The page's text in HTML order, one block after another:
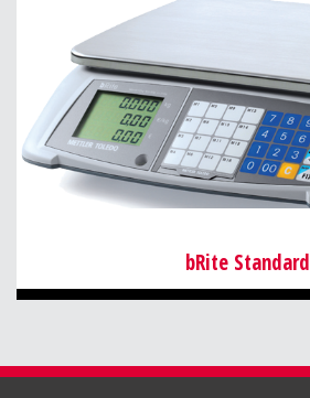
bRite Standard